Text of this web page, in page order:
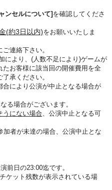
ンセルについて] を確認してくださ
(約3日以内)をお願いいたしま
連絡下さい。
により、(人数不足により)ゲームが
お客様に該当回の開催費用を全
承ください。
合により公演が中止となる場合が
る場合がございます。
うにない場合、公演中止となる可
加者が未達の場合、公演中止とな
前日の23:00迄です。
ケット残数が表示されている場